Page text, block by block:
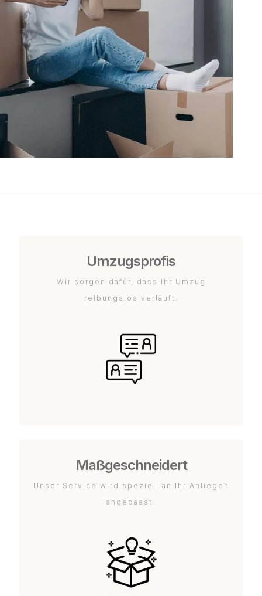
Umzugsprofis
Wir sorgen dafür, dass Ihr Umzug
reibungslos verläuft.
Maßgeschneidert
Unser Service wird speziell an Ihr Anliegen
angepasst.